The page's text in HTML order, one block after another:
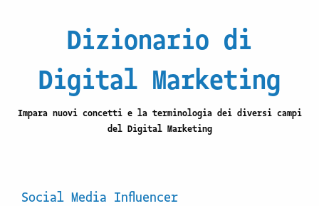
Dizionario di
Digital Marketing
Impara nuovi concetti e la terminologia dei diversi campi
del Digital Marketing
Social Media Influencer